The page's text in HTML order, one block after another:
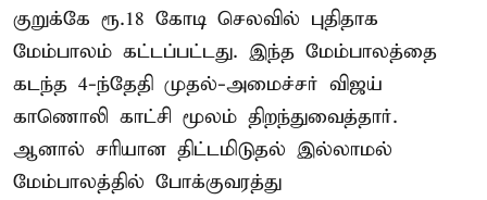
குறுக்கே ரூ.18 கோடி செலவில் புதிதாக
மேம்பாலம் கட்டப்பட்டது. இந்த மேம்பாலத்தை
கடந்த 4-ந்தேதி முதல்-அமைச்சர் விஜய்
காணொலி காட்சி மூலம் திறந்துவைத்தார்.
ஆனால் சரியான திட்டமிடுதல் இல்லாமல்
மேம்பாலத்தில் போக்குவரத்து